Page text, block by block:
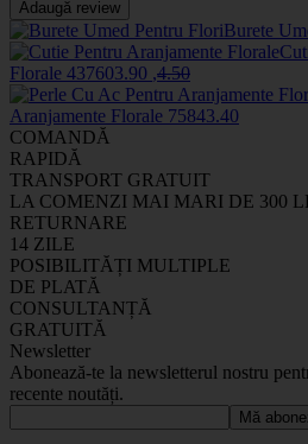
Adaugă review
Burete
Florale 437603.90 ,4.50
Aranjamente Florale 75843.40
COMANDĂ
RAPIDĂ
TRANSPORT GRATUIT
LA COMENZI MAI MARI DE 300
RETURNARE
14 ZILE
POSIBILITĂȚI MULTIPLE
DE PLATĂ
CONSULTANȚĂ
GRATUITĂ
Newsletter
Abonează-te la newsletterul nostru
recente noutăți.
Mă